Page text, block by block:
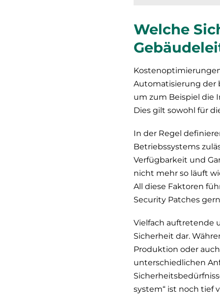
Welche
Automatisierung der
um zum Beispiel die
Dies gilt sowohl für
In der Regel
Betriebssystems
Verfügbarkeit und
nicht mehr so läuft
All diese Faktoren
Security Patches
Vielfach auftretende
Sicherheit dar.
Produktion oder
unterschiedlichen
system“ ist noch tief